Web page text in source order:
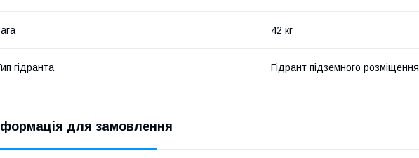
42 кг
гідранта Гідрант підземного розміщення
для замовлення